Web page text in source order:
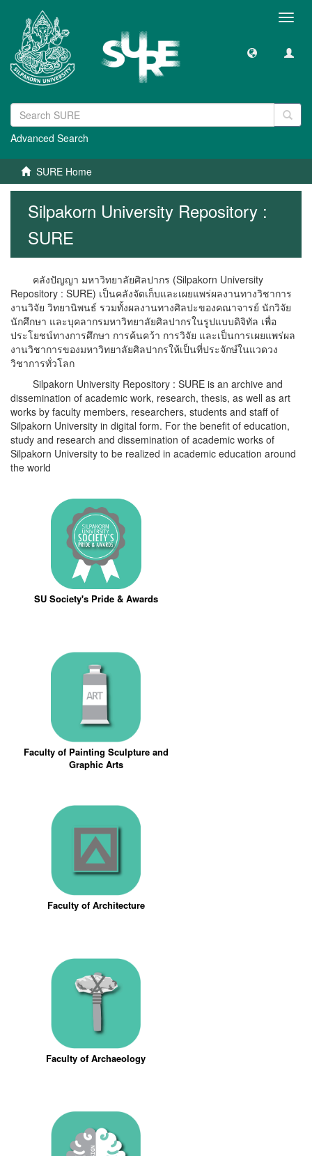
Advanced Search
SURE Home
Silpakorn University Repository :
SURE
คลังปัญญา มหาวิทยาลัยศิลปากร (Silpakorn University
Repository : SURE) เป็นคลังจัดเก็บและเผยแพร่ผลงานทางวิชาการ
งานวิจัย วิทยานิพนธ์ รวมทั้งผลงานทางศิลปะของคณาจารย์ นักวิจัย
นักศึกษา และบุคลากรมหาวิทยาลัยศิลปากรในรูปแบบดิจิทัล เพื่อ
ประโยชน์ทางการศึกษา การค้นคว้า การวิจัย และเป็นการเผยแพร่ผล
งานวิชาการของมหาวิทยาลัยศิลปากรให้เป็นที่ประจักษ์ในแวดวง
วิชาการทั่วโลก
Silpakorn University Repository : SURE is an archive and
dissemination of academic work, research, thesis, as well as art
works by faculty members, researchers, students and staff of
Silpakorn University in digital form. For the benefit of education,
study and research and dissemination of academic works of
Silpakorn University to be realized in academic education around
the world
SU Society's Pride & Awards
Faculty of Painting Sculpture and
Graphic Arts
Faculty of Architecture
Faculty of Archaeology